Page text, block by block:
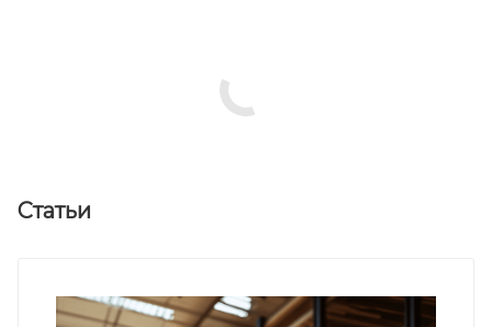
Статьи